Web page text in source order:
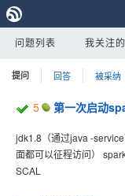
问题列表 我关注的
提问 回答 被采纳
5 第一次启动
jdk1.8（通过java -
面都可以征程访问）
SCAL